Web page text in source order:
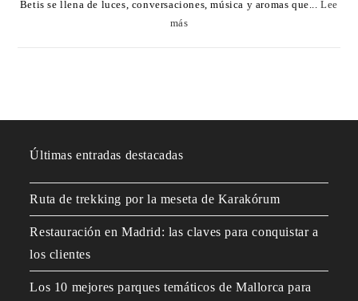
Betis se llena de luces, conversaciones, música y aromas que...Lee
más
Últimas entradas destacadas
Ruta de trekking por la meseta de Karakórum
Restauración en Madrid: las claves para conquistar a
los clientes
Los 10 mejores parques temáticos de Mallorca para